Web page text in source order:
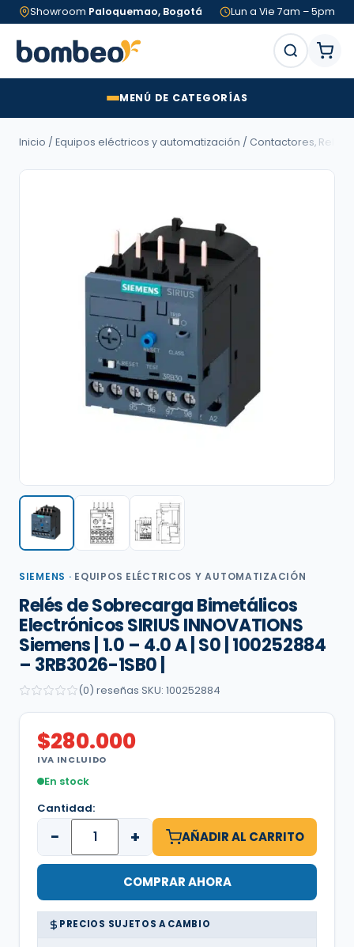
Showroom Paloquemao, Bogotá Lun a Vie 7am – 5pm
MENÚ DE CATEGORÍAS
Inicio / Equipos eléctricos y automatización / Contactores, Relés
SIEMENS · EQUIPOS ELÉCTRICOS Y AUTOMATIZACIÓN
Relés de Sobrecarga Bimetálicos
Electrónicos SIRIUS INNOVATIONS
Siemens | 1.0 – 4.0 A | S0 | 100252884
– 3RB3026-1SB0 |
(0) reseñas SKU: 100252884
$280.000
IVA INCLUIDO
En stock
Cantidad:
− + AÑADIR AL CARRITO
COMPRAR AHORA
PRECIOS SUJETOS A CAMBIO